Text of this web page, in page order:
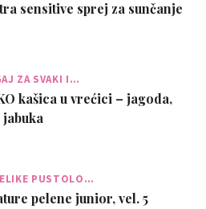
sensitive sprej za sunčanje
ZA SVAKI I…
kašica u vrećici – jagoda,
PUSTOLO…
pelene junior, vel. 5